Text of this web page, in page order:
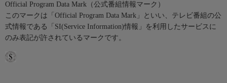
Official Program Data Mark（公式番組情報マーク）
このマークは「Official Program Data Mark」といい、テレビ番組の公
式情報である「SI(Service Information)情報」を利用したサービスに
のみ表記が許されているマークです。